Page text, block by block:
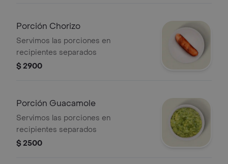
Porción Chorizo
Servimos las porciones en
recipientes separados
$ 2900
Porción Guacamole
Servimos las porciones en
recipientes separados
$ 2500